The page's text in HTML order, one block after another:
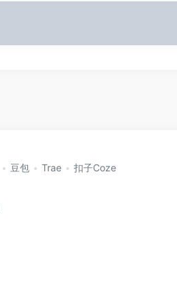
豆包 Trae
扣子Coze